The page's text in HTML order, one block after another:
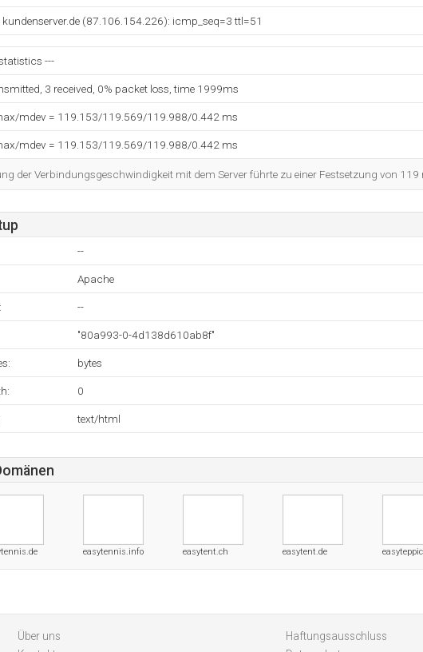
(87.106.154.226): icmp_seq=3 ttl=51
---
3 received, 0% packet loss, time 1999ms
mdev = 119.153/119.569/119.988/0.442 ms
mdev = 119.153/119.569/119.988/0.442 ms
der Verbindungsgeschwindigkeit mit dem Server führte zu einer Festsetzung von 119
--
Apache
--
"80a993-0-4d138d610ab8f"
bytes
0
text/html
easytennis.info easytent.ch easytent.de
Über uns
Haftungsausschluss